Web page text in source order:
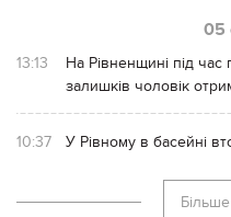
05
13:13
На Рівненщині під
залишків чоловік
10:37 У Рівному в басейні